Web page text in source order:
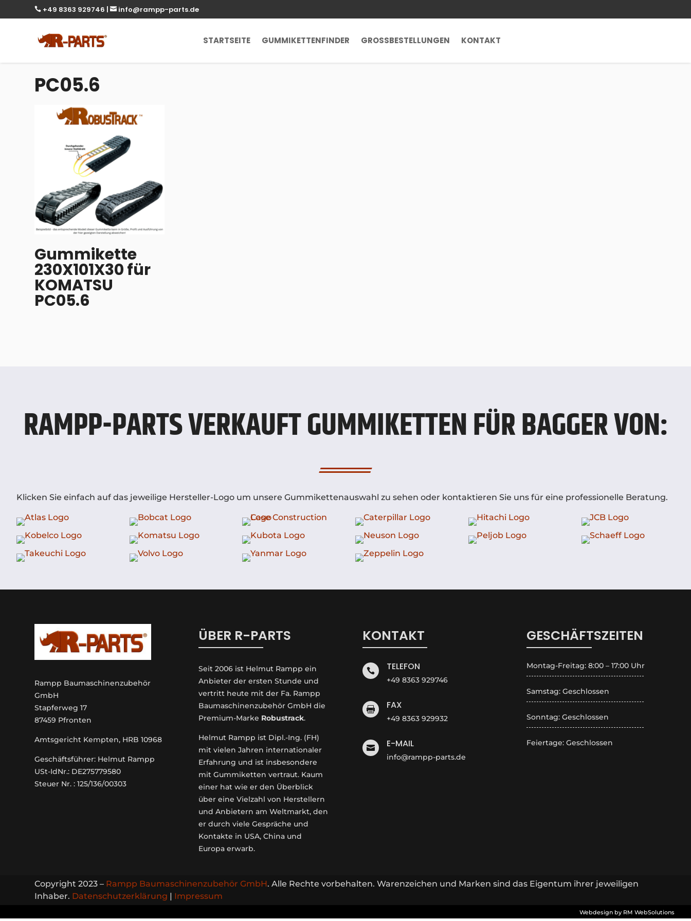
 +49 8363 929746 | info@rampp-parts.de
STARTSEITE GUMMIKETTENFINDER GROSSBESTELLUNGEN KONTAKT
PC05.6
Gummikette
230X101X30 für
KOMATSU
PC05.6
RAMPP-PARTS VERKAUFT GUMMIKETTEN FÜR BAGGER VON:
Klicken Sie einfach auf das jeweilige Hersteller-Logo um unsere Gummikettenauswahl zu sehen oder kontaktieren Sie uns für eine professionelle Beratung.
Rampp Baumaschinenzubehör
GmbH
Stapferweg 17
87459 Pfronten
Amtsgericht Kempten, HRB 10968
Geschäftsführer: Helmut Rampp
USt-IdNr.: DE275779580
Steuer Nr. : 125/136/00303
ÜBER R-PARTS
Seit 2006 ist Helmut Rampp ein
An­bieter der ersten Stunde und
vertritt heute mit der Fa. Rampp
Baumaschinenzubehör GmbH die
Premium-Marke Robustrack.
Helmut Rampp ist Dipl.-Ing. (FH)
mit vielen Jahren internationaler
Erfahrung und ist insbesondere
mit Gummiketten vertraut. Kaum
einer hat wie er den Überblick
über eine Vielzahl von Herstellern
und Anbietern am Weltmarkt, den
er durch viele Gespräche und
Kontakte in USA, China und
Europa erwarb.
KONTAKT
 TELEFON
+49 8363 929746
 FAX
+49 8363 929932
 E-MAIL
info@rampp-parts.de
GESCHÄFTSZEITEN
Montag-Freitag: 8:00 – 17:00 Uhr
Samstag: Geschlossen
Sonntag: Geschlossen
Feiertage: Geschlossen
Copyright 2023 – Rampp Baumaschinenzubehör GmbH. Alle Rechte vorbehalten. Warenzeichen und Marken sind das Eigentum ihrer jeweiligen
Inhaber. Datenschutzerklärung | Impressum
Webdesign by RM WebSolutions